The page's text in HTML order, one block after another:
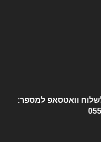
וואטסאפ למספר: